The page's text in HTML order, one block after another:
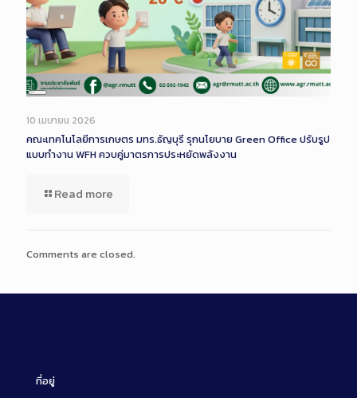
Long
Description
10 เมษายน 2026
คณะเทคโนโลยีการเกษตร มทร.ธัญบุรี รุกนโยบาย Green Office ปรับรูป
แบบทำงาน WFH ควบคู่มาตรการประหยัดพลังงาน
Read more
Comments are closed.
ที่อยู่